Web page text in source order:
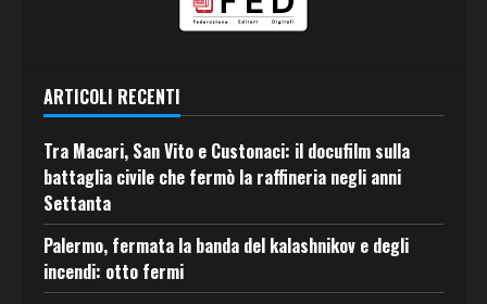
ARTICOLI RECENTI
Tra Macari, San Vito e Custonaci: il docufilm sulla
battaglia civile che fermò la raffineria negli anni
Settanta
Palermo, fermata la banda del kalashnikov e degli
incendi: otto fermi